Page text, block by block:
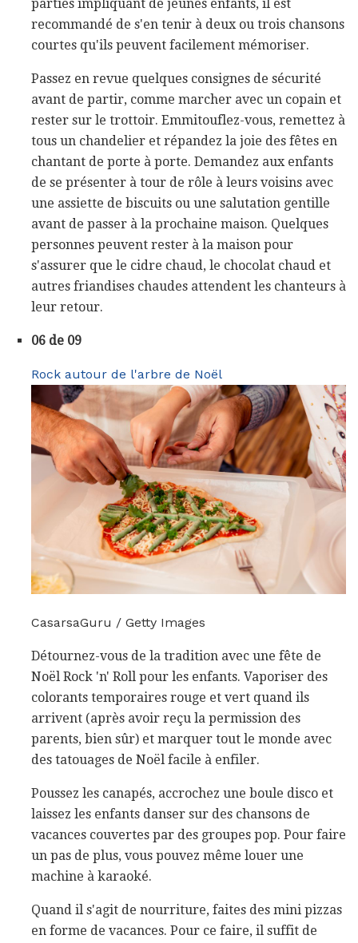
parties impliquant de jeunes enfants, il est
recommandé de s'en tenir à deux ou trois chansons
courtes qu'ils peuvent facilement mémoriser.
Passez en revue quelques consignes de sécurité
avant de partir, comme marcher avec un copain et
rester sur le trottoir. Emmitouflez-vous, remettez à
tous un chandelier et répandez la joie des fêtes en
chantant de porte à porte. Demandez aux enfants
de se présenter à tour de rôle à leurs voisins avec
une assiette de biscuits ou une salutation gentille
avant de passer à la prochaine maison. Quelques
personnes peuvent rester à la maison pour
s'assurer que le cidre chaud, le chocolat chaud et
autres friandises chaudes attendent les chanteurs à
leur retour.
06 de 09
Rock autour de l'arbre de Noël
CasarsaGuru / Getty Images
Détournez-vous de la tradition avec une fête de
Noël Rock 'n' Roll pour les enfants. Vaporiser des
colorants temporaires rouge et vert quand ils
arrivent (après avoir reçu la permission des
parents, bien sûr) et marquer tout le monde avec
des tatouages ​​de Noël facile à enfiler.
Poussez les canapés, accrochez une boule disco et
laissez les enfants danser sur des chansons de
vacances couvertes par des groupes pop. Pour faire
un pas de plus, vous pouvez même louer une
machine à karaoké.
Quand il s'agit de nourriture, faites des mini pizzas
en forme de vacances. Pour ce faire, il suffit de